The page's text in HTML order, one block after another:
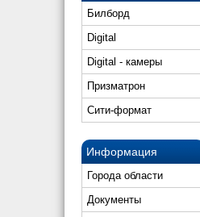
Билборд
Digital
Digital - камеры
Призматрон
Сити-формат
Информация
Города области
Документы